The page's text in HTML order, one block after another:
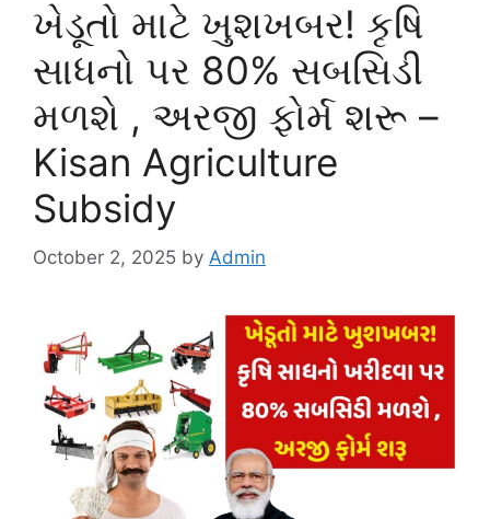
ખેડૂતો માટે ખુશખબર! કૃષિ
સાધનો પર 80% સબસિડી
મળશે , અરજી ફોર્મ શરૂ –
Kisan Agriculture
Subsidy
October 2, 2025 by Admin